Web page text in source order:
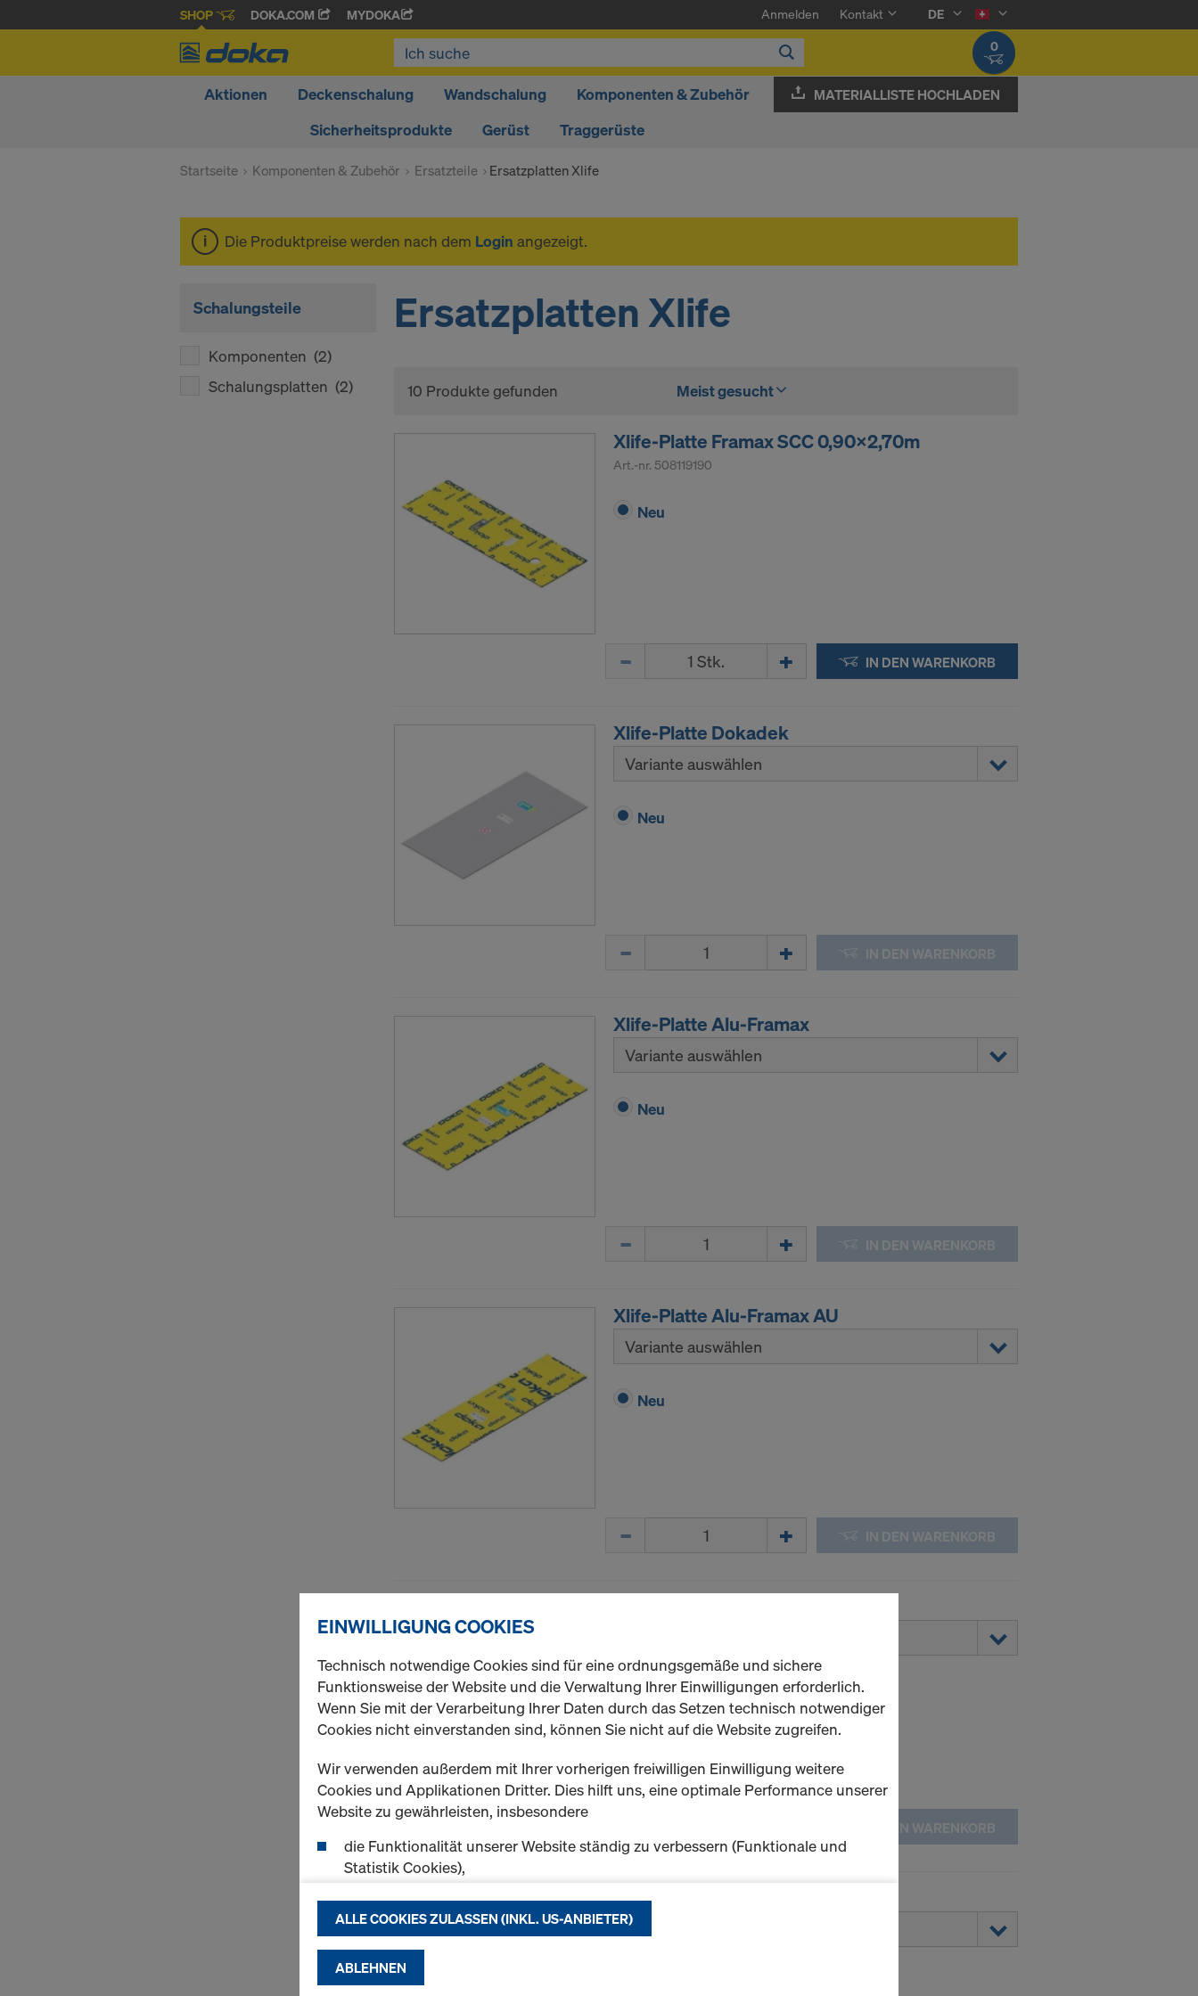
SHOP DOKA.COM MYDOKA Anmelden Kontakt
DE
0
Aktionen Deckenschalung Wandschalung
Komponenten & Zubehör
Sicherheitsprodukte
Gerüst Traggerüste
MATERIALLISTE HOCHLADEN
Startseite Komponenten & Zubehör Ersatzteile Ersatzplatten Xlife
Die Produktpreise werden nach dem Login angezeigt.
Schalungsteile
Komponenten (2)
Schalungsplatten (2)
Ersatzplatten Xlife
10 Produkte gefunden Meist gesucht
Xlife-Platte Framax SCC 0,90x2,70m
Art.-nr. 508119190
Neu
IN DEN WARENKORB
Xlife-Platte Dokadek
Variante auswählen
Neu
IN DEN WARENKORB
Xlife-Platte Alu-Framax
Variante auswählen
Neu
IN DEN WARENKORB
Xlife-Platte Alu-Framax AU
Variante auswählen
Neu
IN DEN WARENKORB
Neu
IN DEN WARENKORB
Xlife-Platte Framax
Variante auswählen
EINWILLIGUNG COOKIES
Technisch notwendige Cookies sind für eine ordnungsgemäße und sichere
Funktionsweise der Website und die Verwaltung Ihrer Einwilligungen erforderlich.
Wenn Sie mit der Verarbeitung Ihrer Daten durch das Setzen technisch notwendiger
Cookies nicht einverstanden sind, können Sie nicht auf die Website zugreifen.
Wir verwenden außerdem mit Ihrer vorherigen freiwilligen Einwilligung weitere
Cookies und Applikationen Dritter. Dies hilft uns, eine optimale Performance unserer
Website zu gewährleisten, insbesondere
die Funktionalität unserer Website ständig zu verbessern (Funktionale und
Statistik Cookies),
ermöglichen (Funktionale und Statistik-Cookies) oder
passende Werbung für Sie als User auf bestimmten Plattformen zu schalten
(Marketing-Cookies).
ALLE COOKIES ZULASSEN (INKL. US-ANBIETER)
ABLEHNEN